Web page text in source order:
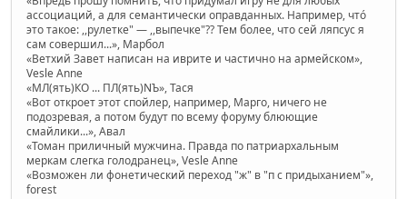
ассоциаций, а для семантически оправданных. Например, чтó
это такое: ,,рулетке" — ,,выпечке"?? Тем более, что сей ляпсус я
сам совершил...», Марбол
«Ветхий Завет написан на иврите и частично на армейском»,
Vesle Anne
«МЛ(ять)КО ... ПЛ(ять)NЪ», Тася
«Вот откроет этот спойлер, например, Марго, ничего не
подозревая, а потом будут по всему форуму блюющие
смайлики...», Авал
«Томан приличный мужчина. Правда по патриархальным
меркам слегка голодранец», Vesle Anne
«Возможен ли фонетический переход "ж" в "п с придыханием"»,
forest